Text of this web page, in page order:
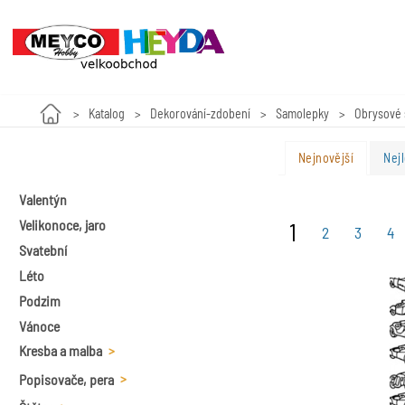
Katalog Dekorování-zdobení Samolepky
Valentýn
Velikonoce, jaro
Svatební
Léto
Podzim
Vánoce
Kresba a malba
Plátna
Popisovače, pera
Nejnovější
1 2 3 4